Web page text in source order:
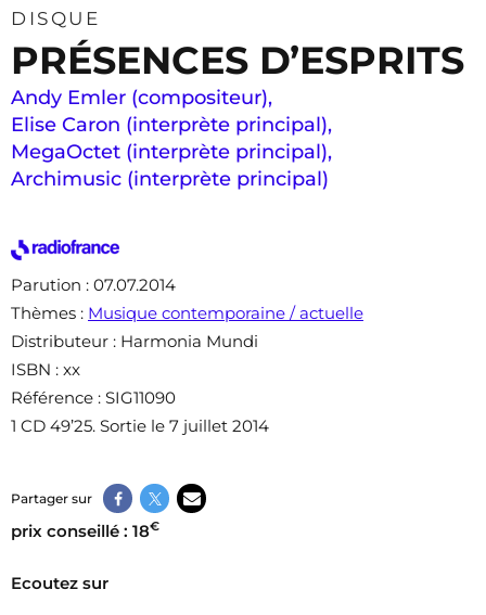
DISQUE
PRÉSENCES D’ESPRITS
Andy Emler (compositeur),
Elise Caron (interprète principal),
MegaOctet (interprète principal),
Archimusic (interprète principal)
Parution : 07.07.2014
Thèmes : Musique contemporaine / actuelle
Distributeur : Harmonia Mundi
ISBN : xx
Référence : SIG11090
1 CD 49’25. Sortie le 7 juillet 2014
Partager sur
prix conseillé : 18€
Ecoutez sur